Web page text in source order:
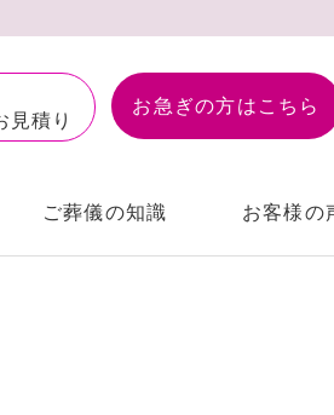
見積り
お急ぎの⽅はこちら
ご葬儀の知識 お客様の